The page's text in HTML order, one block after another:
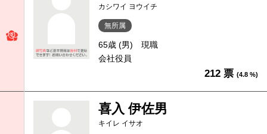
カシワイ ヨウイチ
無所属
65歳 (男)
現職
会社役員
212 票 (4.8 %)
喜入 伊佐男
キイレ イサオ